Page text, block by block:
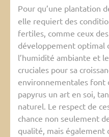
Pour qu’une plantation
elle requiert des
fertiles, comme ceux
développement optimal
l’humidité ambiante et
cruciales pour sa
environnementales font
papyrus un art en soi,
naturel. Le respect de
chance non seulement
qualité, mais